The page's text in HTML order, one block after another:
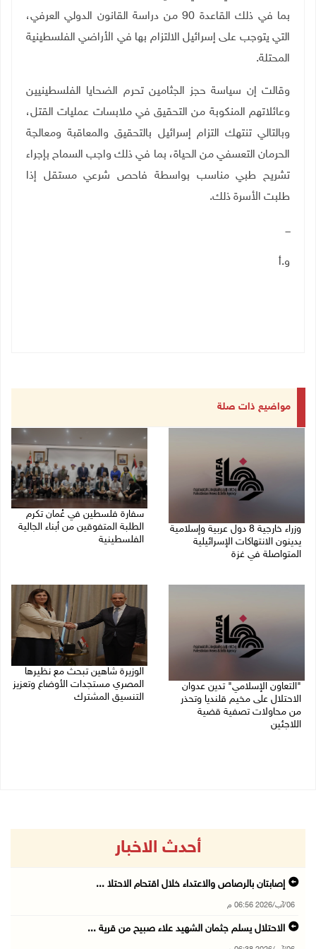
بما في ذلك القاعدة 90 من دراسة القانون الدولي العرفي،
التي يتوجب على إسرائيل الالتزام بها في الأراضي الفلسطينية
المحتلة.
وقالت إن سياسة حجز الجثامين تحرم الضحايا الفلسطينيين
وعائلاتهم المنكوبة من التحقيق في ملابسات عمليات القتل،
وبالتالي تنتهك التزام إسرائيل بالتحقيق والمعاقبة ومعالجة
الحرمان التعسفي من الحياة، بما في ذلك واجب السماح بإجراء
تشريح طبي مناسب بواسطة فاحص شرعي مستقل إذا
طلبت الأسرة ذلك.
ـــ
و.أ
مواضيع ذات صلة
وزراء خارجية 8 دول عربية وإسلامية
يدينون الانتهاكات الإسرائيلية
المتواصلة في غزة
سفارة فلسطين في عُمان تكرم
الطلبة المتفوقين من أبناء الجالية
الفلسطينية
"التعاون الإسلامي" تدين عدوان
الاحتلال على مخيم قلنديا وتحذر
من محاولات تصفية قضية
اللاجئين
الوزيرة شاهين تبحث مع نظيرها
المصري مستجدات الأوضاع وتعزيز
التنسيق المشترك
أحدث الاخبار
إصابتان بالرصاص والاعتداء خلال اقتحام الاحتلا ...
06/آب/2026 06:56 م
الاحتلال يسلم جثمان الشهيد علاء صبيح من قرية ...